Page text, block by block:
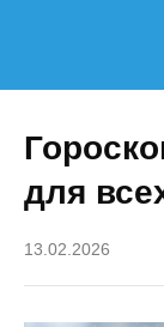
для
13.02.2026